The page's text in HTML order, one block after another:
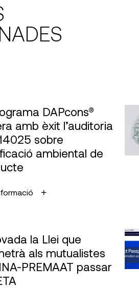
DAPcons®
amb èxit l’auditoria
sobre
ambiental de
la Llei que
als mutualistes
PREMAAT passar